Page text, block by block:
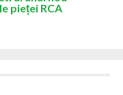
pieței RCA